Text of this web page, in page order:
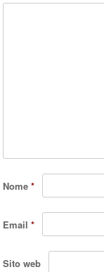
Nome*
Email*
Sito web